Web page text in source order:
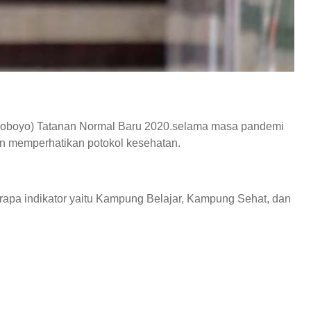
Tatanan Normal Baru 2020.selama masa pandemi
memperhatikan potokol kesehatan.
indikator yaitu Kampung Belajar, Kampung Sehat, dan